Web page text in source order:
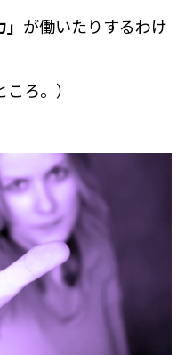
が働いたりするわけ
ろ。）